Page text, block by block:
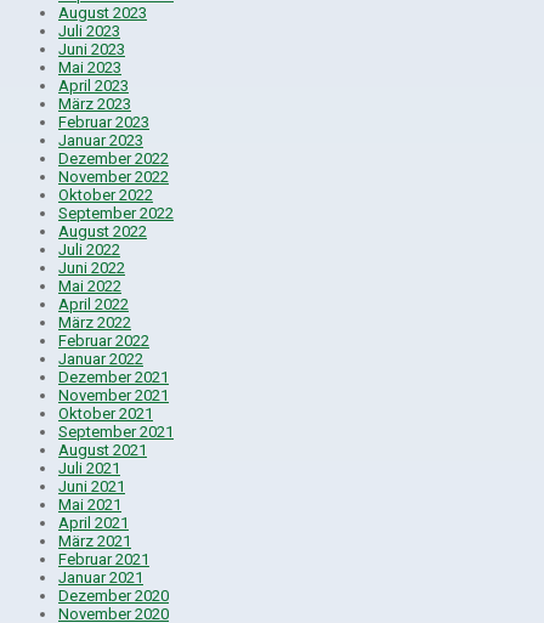
August 2023
Juli 2023
Juni 2023
Mai 2023
April 2023
März 2023
Februar 2023
Januar 2023
Dezember 2022
November 2022
Oktober 2022
September 2022
August 2022
Juli 2022
Juni 2022
Mai 2022
April 2022
März 2022
Februar 2022
Januar 2022
Dezember 2021
November 2021
Oktober 2021
September 2021
August 2021
Juli 2021
Juni 2021
Mai 2021
April 2021
März 2021
Februar 2021
Januar 2021
Dezember 2020
November 2020